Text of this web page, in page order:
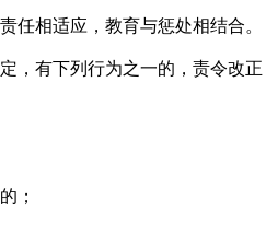
相适应，教育与惩处相结合。
下列行为之一的，责令改正
；